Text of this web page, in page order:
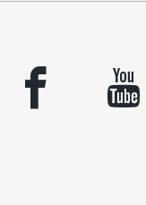
facebook youtube